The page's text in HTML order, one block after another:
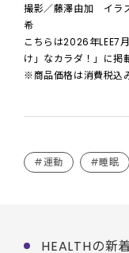
撮影／藤澤由加 イラ
希
こちらは2026年LEE7
け」なカラダ！」に掲
※商品価格は消費税込
#運動 #睡眠
HEALTHの新